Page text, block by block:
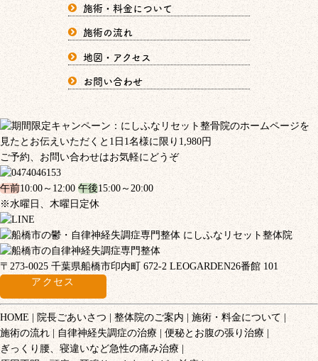
施術・料金について
施術の流れ
地図・アクセス
お問い合わせ
ご予約、お問い合わせはお気軽にどうぞ
午前10:00～12:00 午後15:00～20:00
※水曜日、木曜日定休
〒273-0025 千葉県船橋市印内町 672-2 LEOGARDEN26番館 101
アクセス
HOME 院長ごあいさつ 整体院のご案内
施術・料金について
施術の流れ
自律神経失調症の治療
便秘とお腹の張り治療
ぎっくり腰、寝違いなど急性の痛み治療